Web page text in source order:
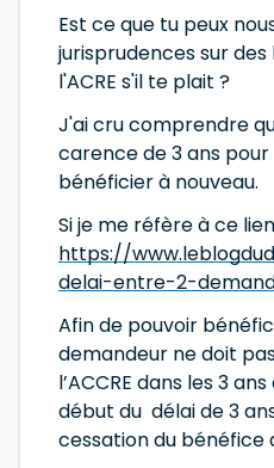
Est ce que tu peux
jurisprudences sur
l'ACRE s'il te plait ?
J'ai cru comprendre
carence de 3 ans
bénéficier à nouveau.
Si je me réfère à ce lien
https://
delai-entre-2-
Afin de pouvoir
demandeur ne doit
l’ACCRE dans les 3
début du délai de 3
cessation du bénéfice